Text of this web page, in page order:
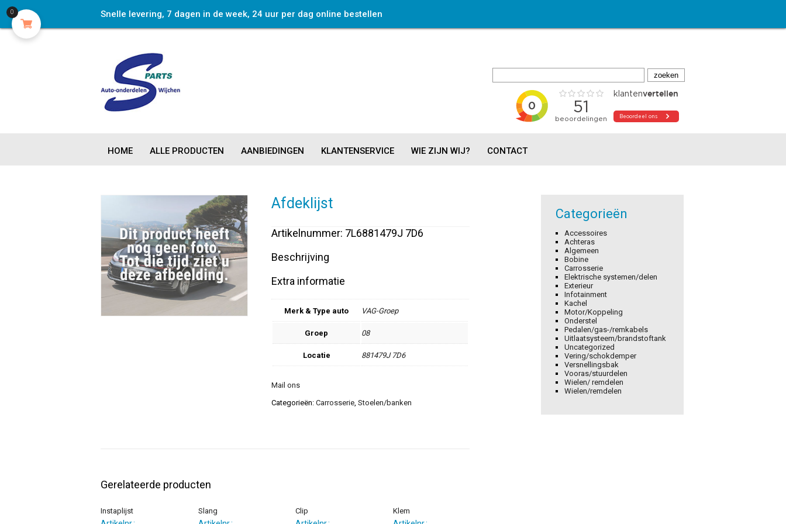
Snelle levering, 7 dagen in de week, 24 uur per dag online bestellen
HOME ALLE PRODUCTEN AANBIEDINGEN KLANTENSERVICE WIE ZIJN WIJ? CONTACT
Afdeklijst
Artikelnummer: 7L6881479J 7D6
Beschrijving
Extra informatie
Merk & Type auto VAG-Groep
Groep 08
Locatie 881479J 7D6
Mail ons
Categorieën:Carrosserie,Stoelen/banken
Gerelateerde producten
Instaplijst Slang Clip Klem
Categorieën
Accessoires
Achteras
Algemeen
Bobine
Carrosserie
Elektrische systemen/delen
Exterieur
Infotainment
Kachel
Motor/Koppeling
Onderstel
Pedalen/gas-/remkabels
Uitlaatsysteem/brandstoftank
Uncategorized
Vering/schokdemper
Versnellingsbak
Vooras/stuurdelen
Wielen/ remdelen
Wielen/remdelen
0